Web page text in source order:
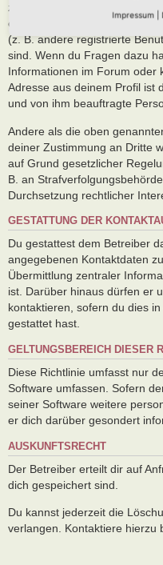
zugänglich sein können. Der
einzelne Informationen nur für
(z. B. andere registrierte
sind. Wenn du Fragen dazu
Informationen im Forum oder
Adresse aus deinem Profil ist
und von ihm beauftragte
Andere als die oben
deiner Zustimmung an Dritte
auf Grund gesetzlicher
B. an
Durchsetzung rechtlicher
GESTATTUNG DER
Du gestattest dem Betreiber
angegebenen Kontaktdaten
Übermittlung zentraler
ist. Darüber hinaus dürfen er
kontaktieren, sofern du dies
gestattet hast.
GELTUNGSBEREICH DIESER
Diese Richtlinie umfasst nur
Software umfassen. Sofern
seiner Software weitere
er dich darüber gesondert
AUSKUNFTSRECHT
Der Betreiber erteilt dir auf
dich gespeichert sind.
Du kannst jederzeit die
verlangen. Kontaktiere hierzu
Impressum